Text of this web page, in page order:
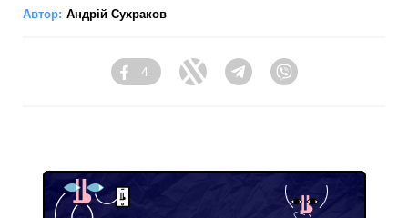
Автор: Андрій Сухраков
Facebook
4
Twitter TelegramViber